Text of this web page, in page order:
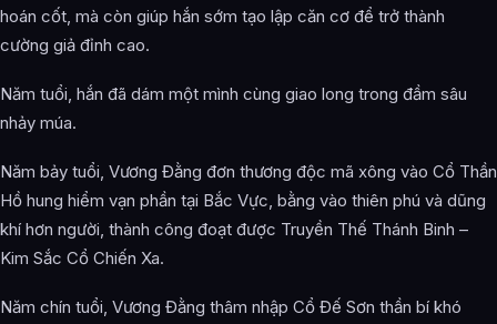
hoán cốt, mà còn giúp hắn sớm tạo lập căn cơ để trở thành
cường giả đỉnh cao.
Năm tuổi, hắn đã dám một mình cùng giao long trong đầm sâu
nhảy múa.
Năm bảy tuổi, Vương Đằng đơn thương độc mã xông vào Cổ Thần
Hồ hung hiểm vạn phần tại Bắc Vực, bằng vào thiên phú và dũng
khí hơn người, thành công đoạt được Truyền Thế Thánh Binh –
Kim Sắc Cổ Chiến Xa.
Năm chín tuổi, Vương Đằng thâm nhập Cổ Đế Sơn thần bí khó